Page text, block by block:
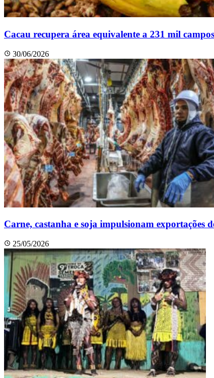
Cacau recupera área equivalente a 231 mil
30/06/2026
Carne, castanha e soja impulsionam exportações
25/05/2026